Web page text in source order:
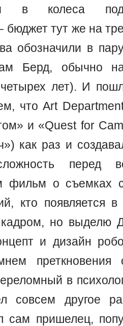
в колеса
бюджет тут же на
обозначили в
Берд, обычно на
лет). И
что Art
и «Quest for
как раз и
перед
фильм о съемках
кто появляется
кадром, но выделю
и дизайн
преткновения
в
совсем другое
сам пришелец,